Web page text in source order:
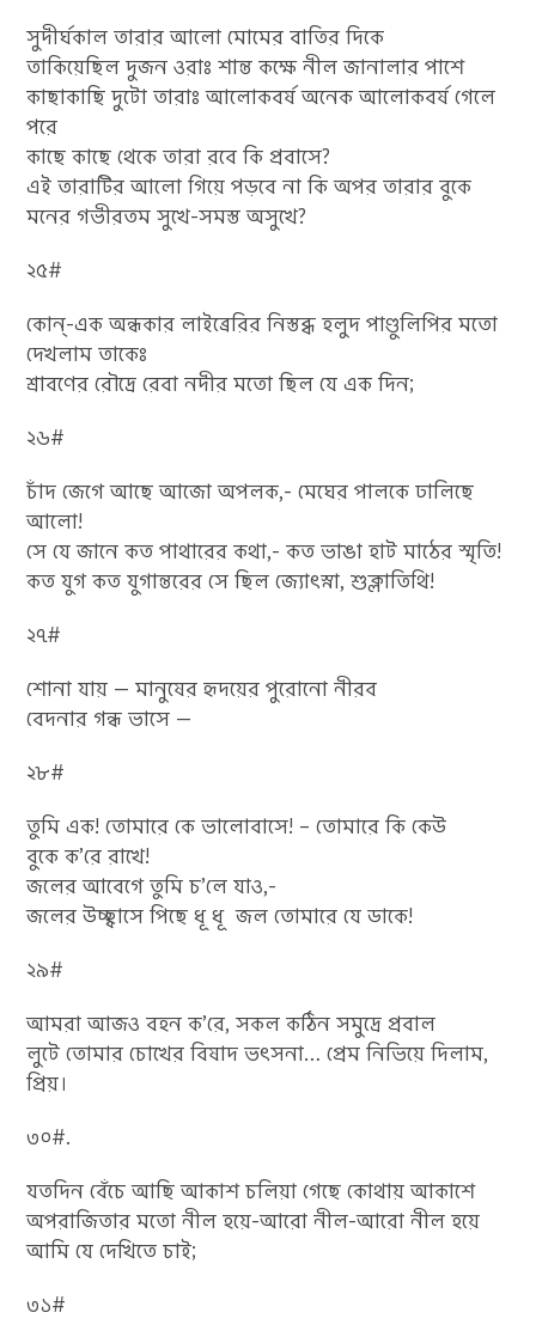
সুদীর্ঘকাল তারার আলো মোমের বাতির দিকে
তাকিয়েছিল দুজন ওরাঃ শান্ত কক্ষে নীল জানালার পাশে
কাছাকাছি দুটো তারাঃ আলোকবর্ষ অনেক আলোকবর্ষ গেলে
পরে
কাছে কাছে থেকে তারা রবে কি প্রবাসে?
এই তারাটির আলো গিয়ে পড়বে না কি অপর তারার বুকে
মনের গভীরতম সুখে-সমস্ত অসুখে?
২৫#
কোন্-এক অন্ধকার লাইব্রেরির নিস্তব্ধ হলুদ পাণ্ডুলিপির মতো
দেখলাম তাকেঃ
শ্রাবণের রৌদ্রে রেবা নদীর মতো ছিল যে এক দিন;
২৬#
চাঁদ জেগে আছে আজো অপলক,- মেঘের পালকে ঢালিছে
আলো!
সে যে জানে কত পাথারের কথা,- কত ভাঙা হাট মাঠের স্মৃতি!
কত যুগ কত যুগান্তরের সে ছিল জ্যোৎস্না, শুক্লাতিথি!
২৭#
শোনা যায় — মানুষের হৃদয়ের পুরোনো নীরব
বেদনার গন্ধ ভাসে —
২৮#
তুমি এক! তোমারে কে ভালোবাসে! – তোমারে কি কেউ
বুকে ক’রে রাখে!
জলের আবেগে তুমি চ’লে যাও,-
জলের উচ্ছ্বাসে পিছে ধূ ধূ জল তোমারে যে ডাকে!
২৯#
আমরা আজও বহন ক’রে, সকল কঠিন সমুদ্রে প্রবাল
লুটে তোমার চোখের বিষাদ ভৎসনা… প্রেম নিভিয়ে দিলাম,
প্রিয়।
৩০#.
যতদিন বেঁচে আছি আকাশ চলিয়া গেছে কোথায় আকাশে
অপরাজিতার মতো নীল হয়ে-আরো নীল-আরো নীল হয়ে
আমি যে দেখিতে চাই;
৩১#